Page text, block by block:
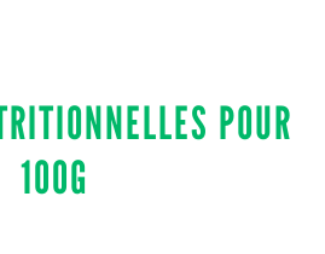
POUR
100G